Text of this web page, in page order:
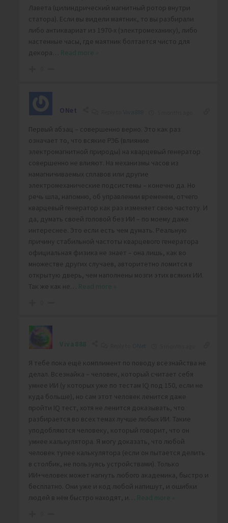
Лавета (цилиндрический магнитный ротор внутри
статора). Если вы видели маятник, то вы разбирали
либо антиквариат из 1970-х (электромеханику), либо
настенные часы, где маятник болтается чисто для
декора
Read more »
ONet
Первый абзац – совершенно верно. Это как раз
означает то, что всякие РЭБ (влияние
электромагнитной природы) на кварцевый генератор
совершенно не влияют. На механизмы часов из
намагничиваемых сплавов или другие
электромеханические подсистемы – конечно да. Но
речь шла, напомню, об управлении временем, отчего
кварцевый генератор как раз изменяет свою частоту. И
да, думать своей головой без ИИ – по моему даже
интереснее. Это если есть чем думать. Реальную
причину стабильной частоты кварцевого генератора
официальная физика не знает – она лишь, как во
множестве других случаев, авторитетно ломится в
открытую дверь, чем наполнены мозги этих всяких ИИ.
Так же как не
Read more »
Viva888
Я тебе пока ещё комплимент по поводу всезнайства не
делал. Всезнайка – человек, который считает себя
умнее ИИ (у которых уже по тестам IQ под 150, если не
куда больше), но сам этот человек ленится даже
пройти IQ тест, хотя не ленится доказывать, что
разбирается во всех темах лучше любых ИИ. Такие
уподобляются человеку, который говорит, что он
умнее калькулятора. Я могу доказать, что любой
человек тупее калькулятора (если он пытается делить
в столбик, не пользуясь устройствами). Только
ИИ+человек может нагнуть любого академика, быстро и
бесплатно. Они уже и код любой напишут, и ошибки
людей в нём быстро находят, и
Read more »